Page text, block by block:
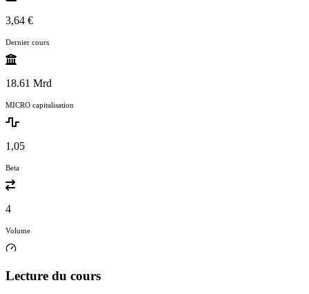
3,64 €
Dernier cours
18.61 Mrd
MICRO capitalisation
1,05
Beta
4
Volume
Lecture du cours